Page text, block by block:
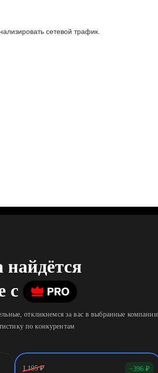
сетевой трафик.
найдётся
c
откликнемся за вас в выбранные компании
по конкурентам
1 195 ₽ −396 ₽